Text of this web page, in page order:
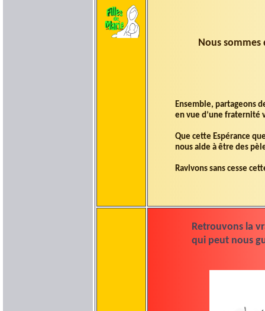
Nous
Ensemble, partageons
en vue d’une fraternité
Que cette Espérance
nous aide à être des
Ravivons sans cesse
Retrouvons la
qui peut nous